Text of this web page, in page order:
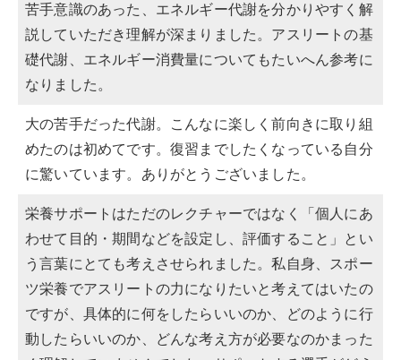
苦手意識のあった、エネルギー代謝を分かりやすく解
説していただき理解が深まりました。アスリートの基
礎代謝、エネルギー消費量についてもたいへん参考に
なりました。
大の苦手だった代謝。こんなに楽しく前向きに取り組
めたのは初めてです。復習までしたくなっている自分
に驚いています。ありがとうございました。
栄養サポートはただのレクチャーではなく「個人にあ
わせて目的・期間などを設定し、評価すること」とい
う言葉にとても考えさせられました。私自身、スポー
ツ栄養でアスリートの力になりたいと考えてはいたの
ですが、具体的に何をしたらいいのか、どのように行
動したらいいのか、どんな考え方が必要なのかまった